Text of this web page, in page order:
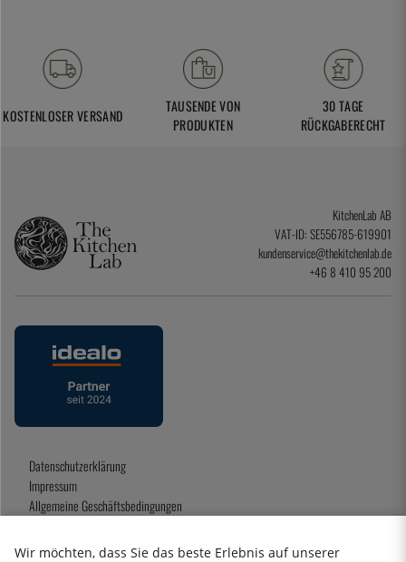
KOSTENLOSER VERSAND
TAUSENDE VON
PRODUKTEN
30 TAGE
RÜCKGABERECHT
KitchenLab AB
VAT-ID: SE556785-619901
kundenservice@thekitchenlab.de
+46 8 410 95 200
Datenschutzerklärung
Impressum
Allgemeine Geschäftsbedingungen
Wir möchten, dass Sie das beste Erlebnis auf unserer